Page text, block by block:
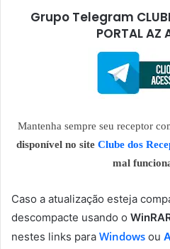
Grupo Telegram CLUBE
PORTAL AZ
Mantenha sempre seu receptor
disponível no site Clube dos
mal
Caso a atualização esteja
descompacte usando o
nestes links para Windows ou